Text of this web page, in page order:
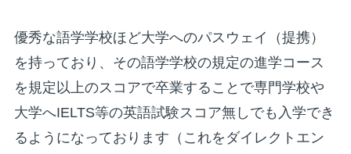
優秀な語学学校ほど大学へのパスウェイ（提携）
を持っており、その語学学校の規定の進学コース
を規定以上のスコアで卒業することで専門学校や
大学へIELTS等の英語試験スコア無しでも入学でき
るようになっております（これをダイレクトエン